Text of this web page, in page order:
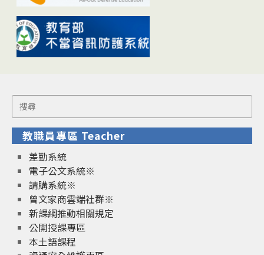
Search
for:
教職員專區 Teacher
差勤系統
電子公文系統※
請購系統※
曾文家商雲端社群※
新課綱推動相關規定
公開授課專區
本土語課程